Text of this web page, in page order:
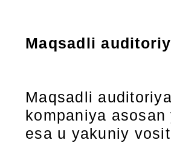
Maqsadli
Maqsadli
kompaniya
esa u yakuniy